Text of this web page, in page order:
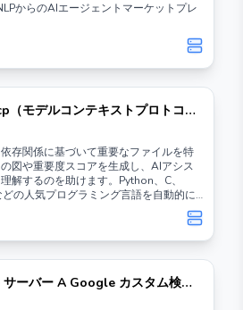
からのAIエージェントマーケットプレ
（モデルコンテキストプロトコ
存関係に基づいて重要なファイルを特
図や重要度スコアを生成し、AIアシス
解するのを助けます。Python、C、
の人気プログラミング言語を自動的に
ーバー A Google カスタム検索
読み取りのための Mcp サーバー